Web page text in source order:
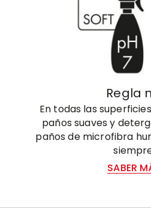
Regla
En todas las
paños suaves y
paños de microfibra
SABER